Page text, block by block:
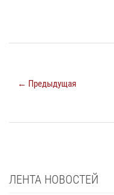
← Предыдущая
ЛЕНТА НОВОСТЕЙ